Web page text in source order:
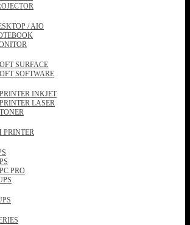
/ AIO
SURFACE
SOFTWARE
INKJET
LASER
PRINTER
PRO